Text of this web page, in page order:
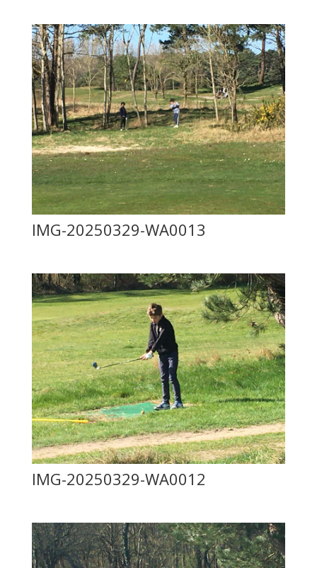
IMG-20250329-WA0013
IMG-20250329-WA0012